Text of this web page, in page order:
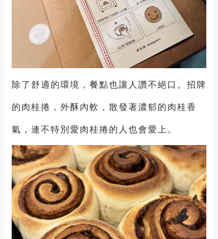
除了舒適的環境，餐點也讓人讚不絕口。招牌
的肉桂捲，外酥內軟，散發著濃郁的肉桂香
氣，連不特別愛肉桂捲的人也會愛上。